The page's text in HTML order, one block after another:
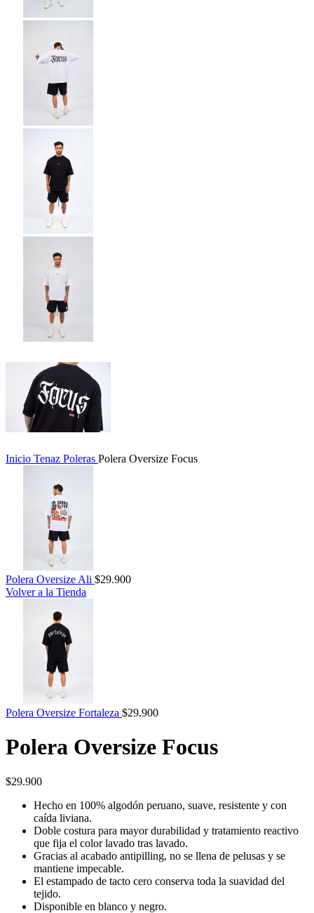
Inicio Tenaz Poleras Polera Oversize Focus
Polera Oversize Ali $29.900
Volver a la Tienda
Polera Oversize Fortaleza $29.900
Polera Oversize Focus
$29.900
Hecho en 100% algodón peruano, suave, resistente y con
caída liviana.
Doble costura para mayor durabilidad y tratamiento reactivo
que fija el color lavado tras lavado.
Gracias al acabado antipilling, no se llena de pelusas y se
mantiene impecable.
El estampado de tacto cero conserva toda la suavidad del
tejido.
Disponible en blanco y negro.